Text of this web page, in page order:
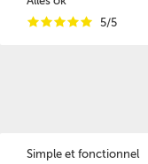
iiiii 5/5
Simple et fonctionnel